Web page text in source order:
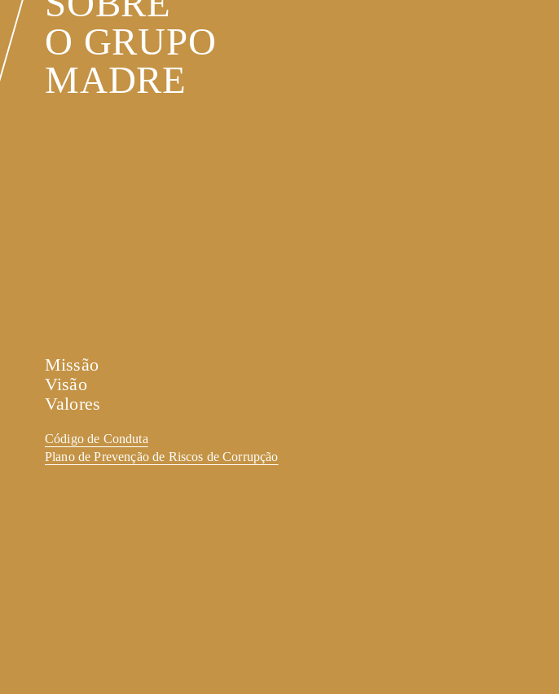
O GRUPO
MADRE
Missão
Visão
Valores
Código de Conduta
Plano de Prevenção de Riscos de Corrupção